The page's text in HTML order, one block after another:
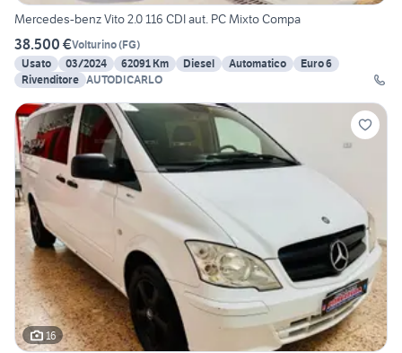
Mercedes-benz Vito 2.0 116 CDI aut. PC Mixto Compa
38.500 €Volturino(FG)
Usato
03/2024 62091 Km Diesel Automatico
Euro 6
Rivenditore AUTODICARLO
16